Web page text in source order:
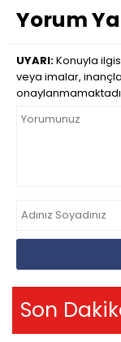
Yorum
UYARI:Konuyla
veya imalar,
Son